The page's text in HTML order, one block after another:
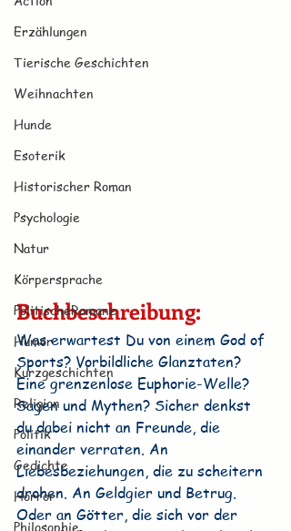
Erzählungen
Tierische Geschichten
Weihnachten
Hunde
Esoterik
Historischer Roman
Psychologie
Natur
Körpersprache
PolitischeRomane
Humor
Kurzgeschichten
Religion
Politik
Gedichte
Horror
Philosophie
Buchbeschreibung:
Was erwartest Du von einem God of
Sports? Vorbildliche Glanztaten?
Eine grenzenlose Euphorie-Welle?
Sagen und Mythen? Sicher denkst
du dabei nicht an Freunde, die
einander verraten. An
Liebesbeziehungen, die zu scheitern
drohen. An Geldgier und Betrug.
Oder an Götter, die sich vor der